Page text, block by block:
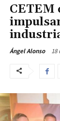
CETEM
Ángel Alonso 18